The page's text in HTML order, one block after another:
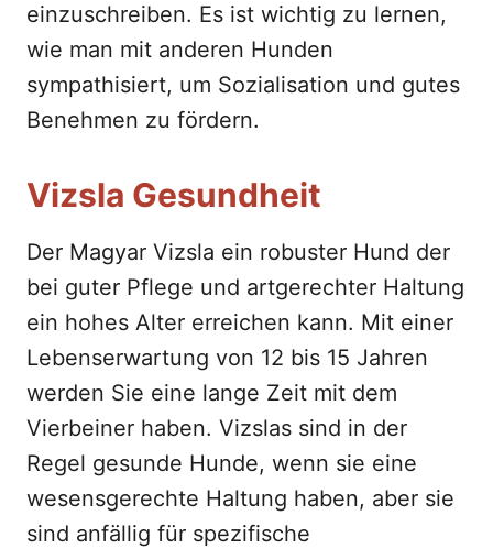
einzuschreiben. Es ist wichtig zu lernen,
wie man mit anderen Hunden
sympathisiert, um Sozialisation und gutes
Benehmen zu fördern.
Vizsla Gesundheit
Der Magyar Vizsla ein robuster Hund der
bei guter Pflege und artgerechter Haltung
ein hohes Alter erreichen kann. Mit einer
Lebenserwartung von 12 bis 15 Jahren
werden Sie eine lange Zeit mit dem
Vierbeiner haben. Vizslas sind in der
Regel gesunde Hunde, wenn sie eine
wesensgerechte Haltung haben, aber sie
sind anfällig für spezifische